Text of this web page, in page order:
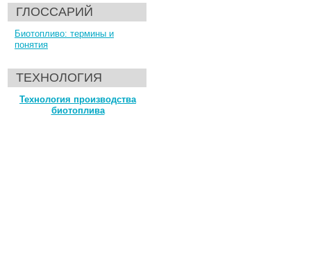
ГЛОССАРИЙ
Биотопливо: термины и
понятия
ТЕХНОЛОГИЯ
Технология производства
биотоплива